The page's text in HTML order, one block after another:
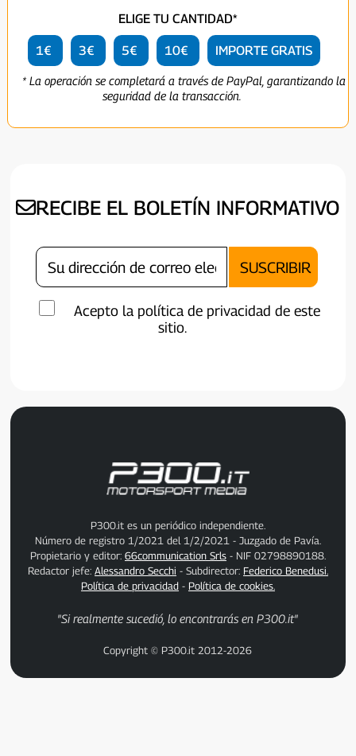
ELIGE TU CANTIDAD*
1€ 3€ 5€ 10€ IMPORTE GRATIS
* La operación se completará a través de PayPal, garantizando la
seguridad de la transacción.
RECIBE EL BOLETÍN INFORMATIVO
Acepto la política de privacidad de este
sitio.
P300.it es un periódico independiente.
Número de registro 1/2021 del 1/2/2021 - Juzgado de Pavía.
Propietario y editor: 66communication Srls- NIF 02798890188.
Redactor jefe: Alessandro Secchi - Subdirector: Federico Benedusi.
Política de privacidad- Política de cookies.
"Si realmente sucedió, lo encontrarás en P300.it"
Copyright © P300.it 2012-2026